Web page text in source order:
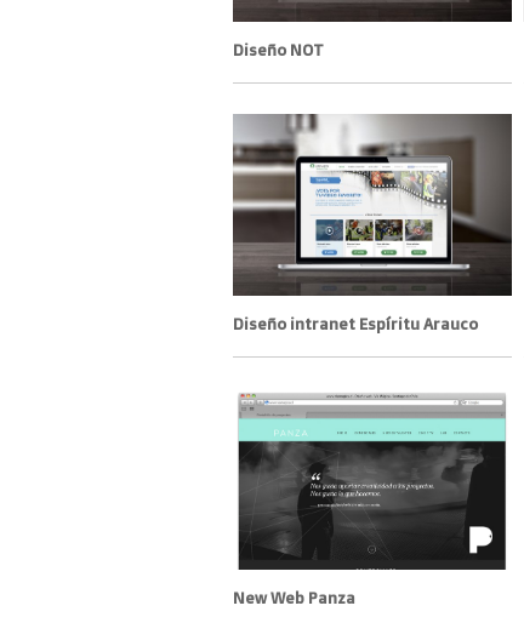
Diseño NOT
Diseño intranet Espíritu Arauco
New Web Panza